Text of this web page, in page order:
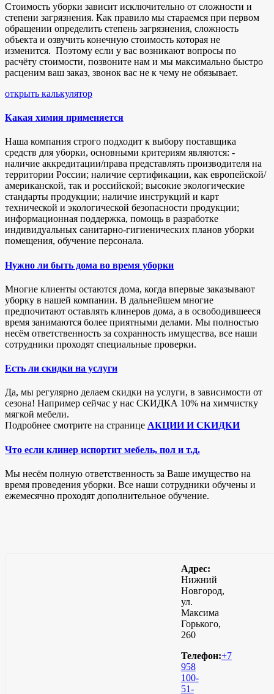
Стоимость уборки зависит исключительно от сложности и
степени загрязнения. Как правило мы стараемся при первом
обращении определить степень загрязнения, сложность
объекта и озвучить конечную стоимость которая не
изменится. Поэтому если у вас возникают вопросы по
расчёту стоимости, позвоните нам и мы максимально быстро
расценим ваш заказ, звонок вас не к чему не обязывает.
открыть калькулятор
Какая химия применяется
Наша компания строго подходит к выбору поставщика
средств для уборки, основными критериям являются: -
наличие аккредитации/права представлять производителя на
территории России; наличие сертификации, как европейской/
американской, так и российской; высокие экологические
стандарты продукции; наличие инструкций и карт
технической и экологической безопасности продукции;
информационная поддержка, помощь в разработке
индивидуальных санитарно-гигиенических планов уборки
помещения, обучение персонала.
Нужно ли быть дома во время уборки
Многие клиенты остаются дома, когда впервые заказывают
уборку в нашей компании. В дальнейшем многие
предпочитают оставлять клинеров дома, а в освободившееся
время занимаются более приятными делами. Мы полностью
несём ответственность за сохранность имущества, все наши
сотрудники проходят специальные проверки.
Есть ли скидки на услуги
Да, мы регулярно делаем скидки на услуги, в зависимости от
сезона! Например сейчас у нас СКИДКА 10% на химчистку
мягкой мебели.
Подробнее смотрите на странице АКЦИИ И СКИДКИ
Что если клинер испортит мебель, пол и т.д.
Мы несём полную ответственность за Ваше имущество на
время проведения уборки. Все наши сотрудники обучены и
ежемесячно проходят дополнительное обучение.
Адрес:
Нижний
Новгород,
ул.
Максима
Горького,
260
Телефон:+7
958
100-
51-